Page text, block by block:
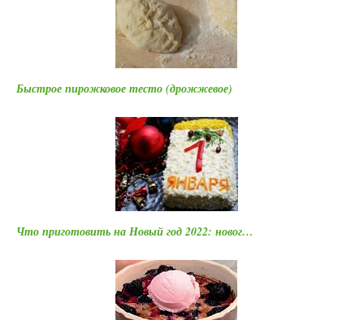
Быстрое пирожковое тесто (дрожжевое)
Что приготовить на Новый год 2022: новог…